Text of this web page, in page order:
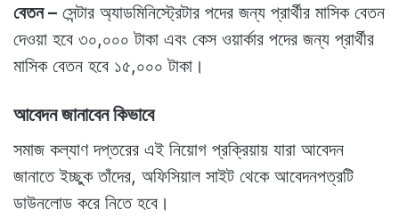
বেতন – সেন্টার অ্যাডমিনিস্ট্রেটার পদের জন্য প্রার্থীর মাসিক বেতন
দেওয়া হবে ৩০,০০০ টাকা এবং কেস ওয়ার্কার পদের জন্য প্রার্থীর
মাসিক বেতন হবে ১৫,০০০ টাকা।
আবেদন জানাবেন কিভাবে
সমাজ কল্যাণ দপ্তরের এই নিয়োগ প্রক্রিয়ায় যারা আবেদন
জানাতে ইচ্ছুক তাঁদের, অফিসিয়াল সাইট থেকে আবেদনপত্রটি
ডাউনলোড করে নিতে হবে।